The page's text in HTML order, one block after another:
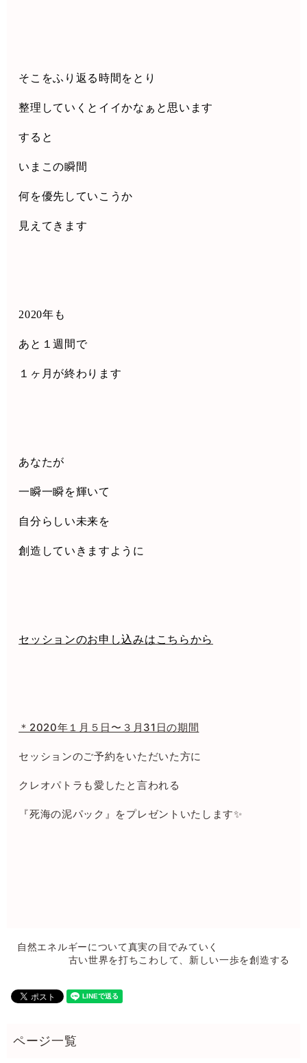
そこをふり返る時間をとり
整理していくとイイかなぁと思います
すると
いまこの瞬間
何を優先していこうか
見えてきます
2020年も
あと１週間で
１ヶ月が終わります
あなたが
一瞬一瞬を輝いて
自分らしい未来を
創造していきますように
セッションのお申し込みはこちらから
＊2020年１月５日〜３月31日の期間
セッションのご予約をいただいた方に
クレオパトラも愛したと言われる
『死海の泥パック』をプレゼントいたします✨
自然エネルギーについて真実の目でみていく
古い世界を打ちこわして、新しい一歩を創造する